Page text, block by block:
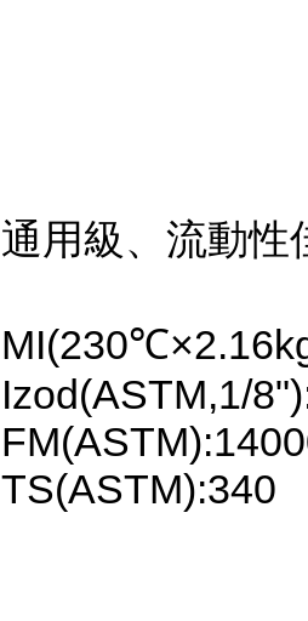
通用級、流動性
Izod(ASTM,1/
TS(ASTM):340